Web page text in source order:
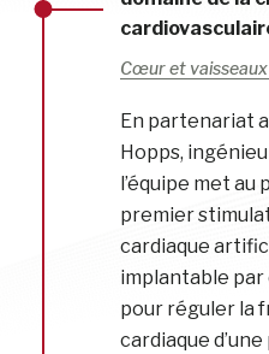
Cœur et
En partenariat
Hopps,
l’équipe met au
premier
cardiaque
implantable
pour réguler la
cardiaque